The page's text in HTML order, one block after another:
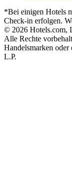
*Bei einigen Hotels
Check-in erfolgen.
© 2026 Hotels.com,
Alle Rechte
Handelsmarken oder
L.P.